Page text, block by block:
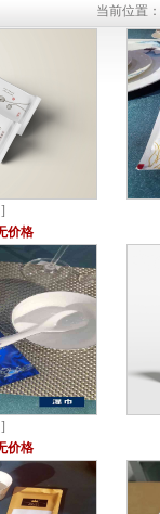
当前位置：
]
价格
]
价格